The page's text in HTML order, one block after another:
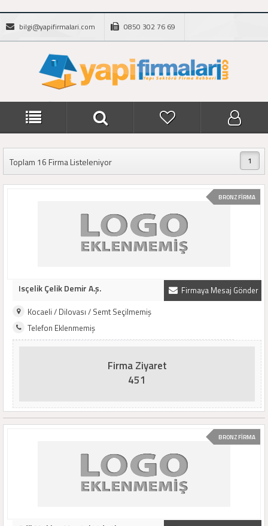
bilgi@yapifirmalari.com 0850 302 76 69
Toplam 16 Firma Listeleniyor 1
BRONZ FİRMA
Firmaya Mesaj Gönder
Isçelik Çelik Demir A.ş.
Kocaeli / Dilovası / Semt Seçilmemiş
Telefon Eklenmemiş
Firma Ziyaret
451
BRONZ FİRMA